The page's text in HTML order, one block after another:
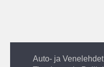
Auto- ja Venelehdet